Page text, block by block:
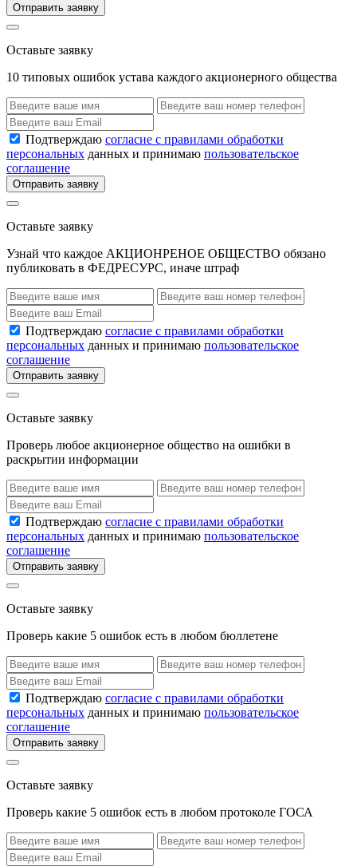
Отправить заявку
Оставьте заявку
10 типовых ошибок устава каждого акционерного общества
Подтверждаю согласие с правилами обработки
персональных данных и принимаю пользовательское
соглашение
Отправить заявку
Оставьте заявку
Узнай что каждое АКЦИОНРЕНОЕ ОБЩЕСТВО обязано
публиковать в ФЕДРЕСУРС, иначе штраф
Подтверждаю согласие с правилами обработки
персональных данных и принимаю пользовательское
соглашение
Отправить заявку
Оставьте заявку
Проверь любое акционерное общество на ошибки в
раскрытии информации
Подтверждаю согласие с правилами обработки
персональных данных и принимаю пользовательское
соглашение
Отправить заявку
Оставьте заявку
Проверь какие 5 ошибок есть в любом бюллетене
Подтверждаю согласие с правилами обработки
персональных данных и принимаю пользовательское
соглашение
Отправить заявку
Оставьте заявку
Проверь какие 5 ошибок есть в любом протоколе ГОСА